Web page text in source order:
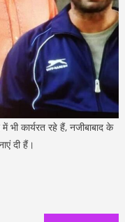
कार्यरत रहे हैं, नजीबाबाद के
दी हैं।